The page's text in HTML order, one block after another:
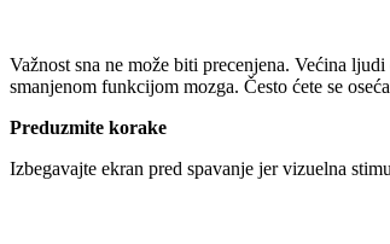
Važnost sna ne može biti precenjena. Većina
smanjenom funkcijom mozga. Često ćete se
Preduzmite korake
Izbegavajte ekran pred spavanje jer vizuelna